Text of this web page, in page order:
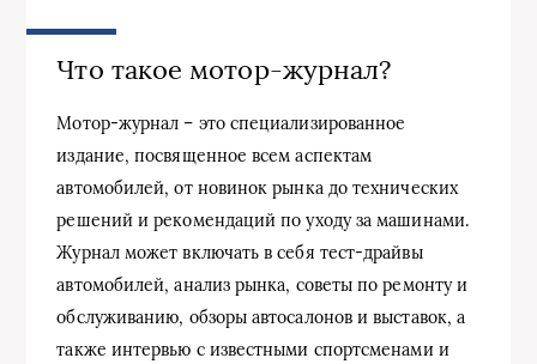
Что такое мотор-журнал?
Мотор-журнал – это специализированное
издание, посвященное всем аспектам
автомобилей, от новинок рынка до технических
решений и рекомендаций по уходу за машинами.
Журнал может включать в себя тест-драйвы
автомобилей, анализ рынка, советы по ремонту и
обслуживанию, обзоры автосалонов и выставок, а
также интервью с известными спортсменами и